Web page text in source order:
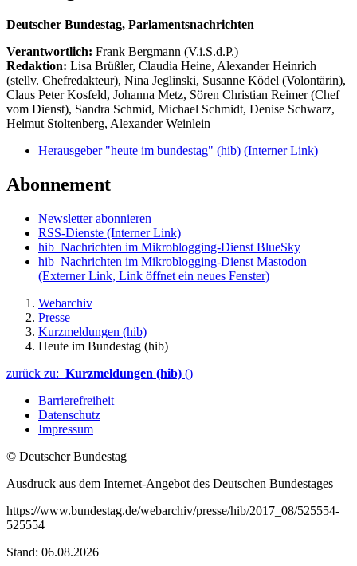
Deutscher Bundestag, Parlamentsnachrichten
Verantwortlich: Frank Bergmann (V.i.S.d.P.)
Redaktion: Lisa Brüßler, Claudia Heine, Alexander Heinrich
(stellv. Chefredakteur), Nina Jeglinski, Susanne Ködel (Volontärin),
Claus Peter Kosfeld, Johanna Metz, Sören Christian Reimer (Chef
vom Dienst), Sandra Schmid, Michael Schmidt, Denise Schwarz,
Helmut Stoltenberg, Alexander Weinlein
Herausgeber "heute im bundestag" (hib) (Interner Link)
Abonnement
Newsletter abonnieren
RSS-Dienste (Interner Link)
hib_Nachrichten im Mikroblogging-Dienst BlueSky
hib_Nachrichten im Mikroblogging-Dienst Mastodon
(Externer Link, Link öffnet ein neues Fenster)
Webarchiv
Presse
Kurzmeldungen (hib)
Heute im Bundestag (hib)
zurück zu: Kurzmeldungen (hib) ()
Barrierefreiheit
Datenschutz
Impressum
© Deutscher Bundestag
Ausdruck aus dem Internet-Angebot des Deutschen Bundestages
https://www.bundestag.de/webarchiv/presse/hib/2017_08/525554-
525554
Stand: 06.08.2026